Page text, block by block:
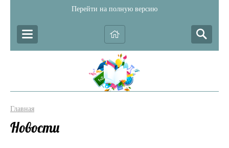
Перейти на полную версию
Главная
Новости